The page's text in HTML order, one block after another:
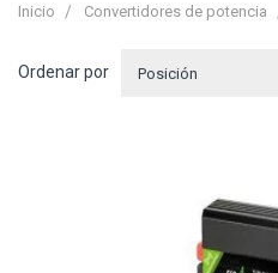
Inicio Convertidores de potencia
Ordenar por